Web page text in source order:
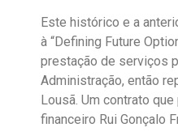
Este histórico e a
à “Defining Future
prestação de serviços
Administração, então
Lousã. Um contrato
financeiro Rui Gonçalo